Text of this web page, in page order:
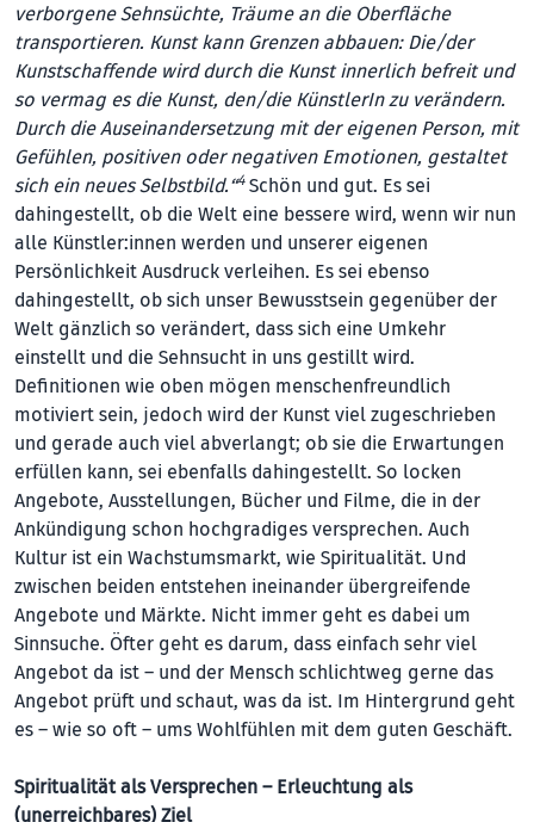
verborgene Sehnsüchte, Träume an die Oberfläche
transportieren. Kunst kann Grenzen abbauen: Die/der
Kunstschaffende wird durch die Kunst innerlich befreit und
so vermag es die Kunst, den/die KünstlerIn zu verändern.
Durch die Auseinandersetzung mit der eigenen Person, mit
Gefühlen, positiven oder negativen Emotionen, gestaltet
sich ein neues Selbstbild.“4Schön und gut. Es sei
dahingestellt, ob die Welt eine bessere wird, wenn wir nun
alle Künstler:innen werden und unserer eigenen
Persönlichkeit Ausdruck verleihen. Es sei ebenso
dahingestellt, ob sich unser Bewusstsein gegenüber der
Welt gänzlich so verändert, dass sich eine Umkehr
einstellt und die Sehnsucht in uns gestillt wird.
Definitionen wie oben mögen menschenfreundlich
motiviert sein, jedoch wird der Kunst viel zugeschrieben
und gerade auch viel abverlangt; ob sie die Erwartungen
erfüllen kann, sei ebenfalls dahingestellt. So locken
Angebote, Ausstellungen, Bücher und Filme, die in der
Ankündigung schon hochgradiges versprechen. Auch
Kultur ist ein Wachstumsmarkt, wie Spiritualität. Und
zwischen beiden entstehen ineinander übergreifende
Angebote und Märkte. Nicht immer geht es dabei um
Sinnsuche. Öfter geht es darum, dass einfach sehr viel
Angebot da ist – und der Mensch schlichtweg gerne das
Angebot prüft und schaut, was da ist. Im Hintergrund geht
es – wie so oft – ums Wohlfühlen mit dem guten Geschäft.
Spiritualität als Versprechen – Erleuchtung als
(unerreichbares) Ziel